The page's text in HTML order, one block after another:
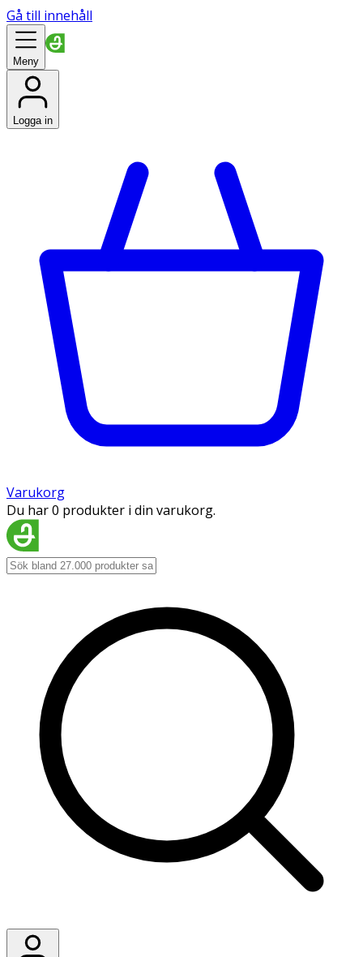
Gå till innehåll
Meny
Logga in
Varukorg
Du har 0 produkter i din varukorg.